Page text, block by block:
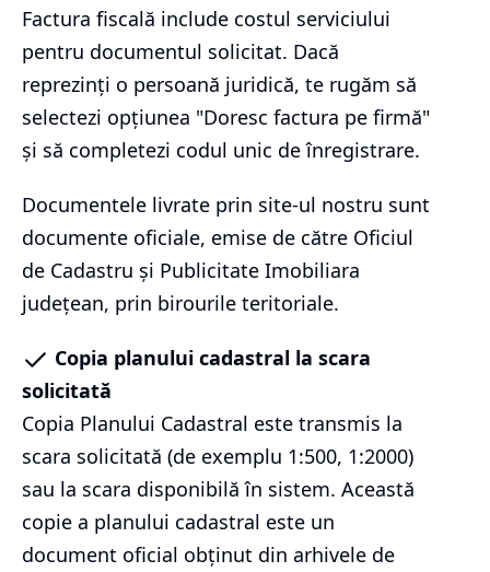
Factura fiscală include costul serviciului
pentru documentul solicitat. Dacă
reprezinți o persoană juridică, te rugăm să
selectezi opțiunea "Doresc factura pe firmă"
și să completezi codul unic de înregistrare.
Documentele livrate prin site-ul nostru sunt
documente oficiale, emise de către Oficiul
de Cadastru și Publicitate Imobiliara
județean, prin birourile teritoriale.
Copia planului cadastral la scara
solicitată
Copia Planului Cadastral este transmis la
scara solicitată (de exemplu 1:500, 1:2000)
sau la scara disponibilă în sistem. Această
copie a planului cadastral este un
document oficial obținut din arhivele de